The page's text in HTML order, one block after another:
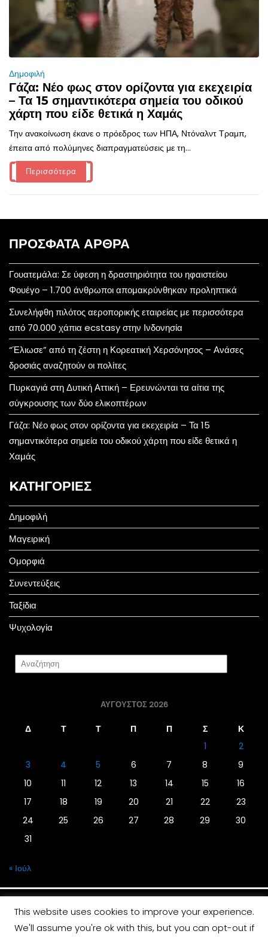
Δημοφιλή
Γάζα: Νέο φως στον ορίζοντα για εκεχειρία
– Τα 15 σημαντικότερα σημεία του οδικού
χάρτη που είδε θετικά η Χαμάς
Την ανακοίνωση έκανε ο πρόεδρος των ΗΠΑ, Ντόναλντ Τραμπ,
έπειτα από πολύμηνες διαπραγματεύσεις με τη...
Περισσότερα
ΠΡΌΣΦΑΤΑ ΆΡΘΡΑ
Γουατεμάλα: Σε ύφεση η δραστηριότητα του ηφαιστείου
Φουέγο – 1.700 άνθρωποι απομακρύνθηκαν προληπτικά
Συνελήφθη πιλότος αεροπορικής εταιρείας με περισσότερα
από 70.000 χάπια ecstasy στην Ινδονησία
“Έλιωσε” από τη ζέστη η Κορεατική Χερσόνησος – Ανάσες
δροσιάς αναζητούν οι πολίτες
Πυρκαγιά στη Δυτική Αττική – Ερευνώνται τα αίτια της
σύγκρουσης των δύο ελικοπτέρων
Γάζα: Νέο φως στον ορίζοντα για εκεχειρία – Τα 15
σημαντικότερα σημεία του οδικού χάρτη που είδε θετικά η
Χαμάς
KΑΤΗΓΟΡΊΕΣ
Δημοφιλή
Μαγειρική
Ομορφιά
Συνεντεύξεις
Ταξίδια
Ψυχολογία
ΑΎΓΟΥΣΤΟΣ 2026
Δ Τ Τ Π Π Σ
Κ
1
2
3
4 5 6 7 8
9
10
11 12 13 14 15
16
17
18 19 20 21 22
23
24
25 26 27 28 29
30
31
« Ιούλ
This website uses cookies to improve your experience.
We'll assume you're ok with this, but you can opt-out if